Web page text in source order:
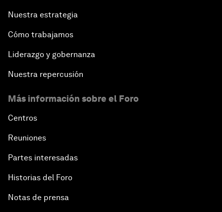
Nuestra estrategia
Cómo trabajamos
Liderazgo y gobernanza
Nuestra repercusión
Más información sobre el Foro
Centros
Reuniones
Partes interesadas
Historias del Foro
Notas de prensa